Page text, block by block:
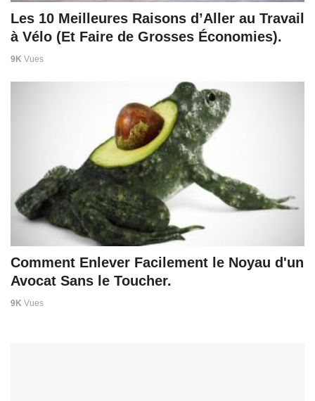
Les 10 Meilleures Raisons d’Aller au Travail
à Vélo (Et Faire de Grosses Économies).
9K Vues
Comment Enlever Facilement le Noyau d'un
Avocat Sans le Toucher.
9K Vues